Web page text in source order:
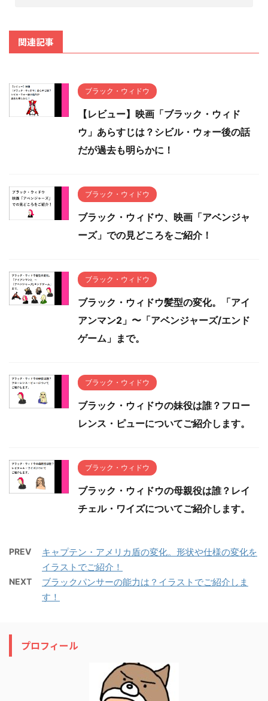
関連記事
ブラック・ウィドウ
【レビュー】映画「ブラック・ウィド
ウ」あらすじは？シビル・ウォー後の話
だが過去も明らかに！
ブラック・ウィドウ
ブラック・ウィドウ、映画「アベンジャ
ーズ」での見どころをご紹介！
ブラック・ウィドウ
ブラック・ウィドウ髪型の変化。「アイ
アンマン2」〜「アベンジャーズ/エンド
ゲーム」まで。
ブラック・ウィドウ
ブラック・ウィドウの妹役は誰？フロー
レンス・ピューについてご紹介します。
ブラック・ウィドウ
ブラック・ウィドウの母親役は誰？レイ
チェル・ワイズについてご紹介します。
PREV
キャプテン・アメリカ盾の変化。形状や仕様の変化を
イラストでご紹介！
NEXT
ブラックパンサーの能力は？イラストでご紹介しま
す！
プロフィール